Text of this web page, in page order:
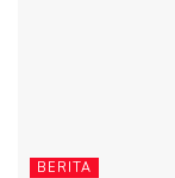
BERITA